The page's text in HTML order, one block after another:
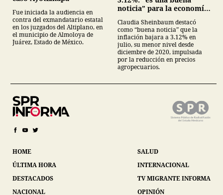
Fue iniciada la audiencia en
contra del exmandatario estatal
en los juzgados del Altiplano, en
el municipio de Almoloya de
Juárez, Estado de México.
noticia” para la economía
Claudia Sheinbaum destacó
como “buena noticia” que la
inflación bajara a 3.12% en
julio, su menor nivel desde
diciembre de 2020, impulsada
por la reducción en precios
agropecuarios.
HOME
ÚLTIMA HORA
DESTACADOS
NACIONAL
SALUD
INTERNACIONAL
TV MIGRANTE INFORMA
OPINIÓN